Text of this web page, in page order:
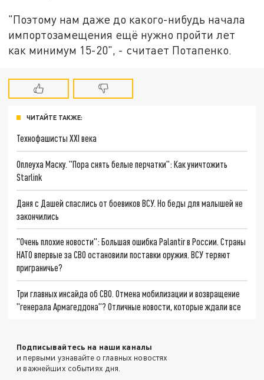
"Поэтому нам даже до какого-нибудь начала
импортозамещения ещё нужно пройти лет
как минимум 15-20", - считает Потапенко.
ЧИТАЙТЕ ТАКЖЕ:
Технофашисты XXI века
Оплеуха Маску. "Пора снять белые перчатки": Как уничтожить
Starlink
Даня с Дашей спаслись от боевиков ВСУ. Но беды для малышей не
закончились
"Очень плохие новости": Большая ошибка Palantir в России. Страны
НАТО впервые за СВО остановили поставки оружия. ВСУ теряют
приграничье?
Три главных инсайда об СВО. Отмена мобилизации и возвращение
"генерала Армагеддона"? Отличные новости, которые ждали все
Подписывайтесь на наши каналы
и первыми узнавайте о главных новостях
и важнейших событиях дня.